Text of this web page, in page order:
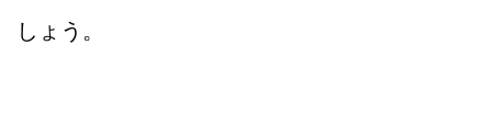
しょう。